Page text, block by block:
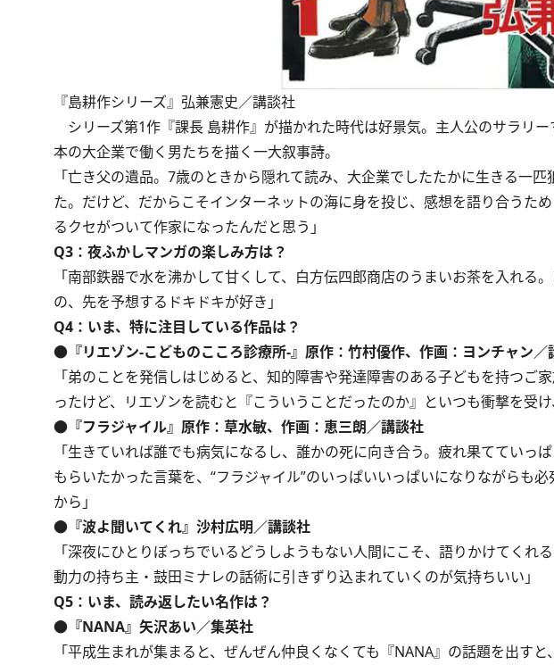
『島耕作シリーズ』弘兼憲史／講談社
シリーズ第1作『課長 島耕作』が描かれた時代は好景気。主人公のサラリ
本の大企業で働く男たちを描く一大叙事詩。
「亡き父の遺品。7歳のときから隠れて読み、大企業でしたたかに生きる一
た。だけど、だからこそインターネットの海に身を投じ、感想を語り合うた
るクセがついて作家になったんだと思う」
Q3：夜ふかしマンガの楽しみ方は？
「南部鉄器で水を沸かして甘くして、白方伝四郎商店のうまいお茶を入れる
の、先を予想するドキドキが好き」
Q4：いま、特に注目している作品は？
●『リエゾン-こどものこころ診療所-』原作：竹村優作、作画：ヨンチャン／
「弟のことを発信しはじめると、知的障害や発達障害のある子どもを持つご
ったけど、リエゾンを読むと『こういうことだったのか』といつも衝撃を受け
●『フラジャイル』原作：草水敏、作画：恵三朗／講談社
「生きていれば誰でも病気になるし、誰かの死に向き合う。疲れ果てていっ
もらいたかった言葉を、“フラジャイル”のいっぱいいっぱいになりながらも
から」
●『波よ聞いてくれ』沙村広明／講談社
「深夜にひとりぼっちでいるどうしようもない人間にこそ、語りかけてく
動力の持ち主・鼓田ミナレの話術に引きずり込まれていくのが気持ちいい」
Q5：いま、読み返したい名作は？
●『NANA』矢沢あい／集英社
「平成生まれが集まると、ぜんぜん仲良くなくても『NANA』の話題を出す